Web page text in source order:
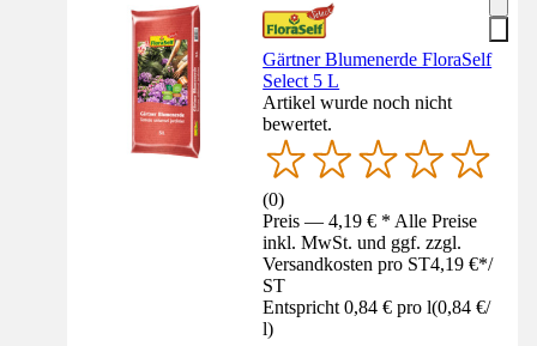
Gärtner Blumenerde FloraSelf
Select 5 L
Artikel wurde noch nicht
bewertet.
(0)
Preis — 4,19 € * Alle Preise
inkl. MwSt. und ggf. zzgl.
Versandkosten pro ST4,19 €*/
ST
Entspricht 0,84 € pro l(0,84 €/
l)